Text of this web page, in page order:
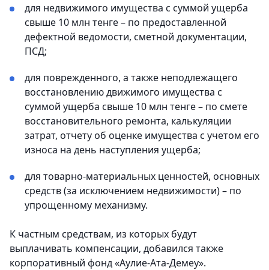
для недвижимого имущества с суммой ущерба
свыше 10 млн тенге – по предоставленной
дефектной ведомости, сметной документации,
ПСД;
для поврежденного, а также неподлежащего
восстановлению движимого имущества с
суммой ущерба свыше 10 млн тенге – по смете
восстановительного ремонта, калькуляции
затрат, отчету об оценке имущества с учетом его
износа на день наступления ущерба;
для товарно-материальных ценностей, основных
средств (за исключением недвижимости) – по
упрощенному механизму.
К частным средствам, из которых будут
выплачивать компенсации, добавился также
корпоративный фонд «Аулие-Ата-Демеу».